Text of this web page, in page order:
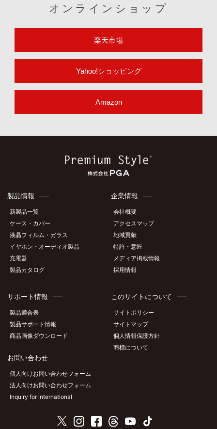
オンラインショップ
楽天市場
Yahoo!ショッピング
Amazon
製品情報
新製品一覧
ケース・カバー
液晶フィルム・ガラス
イヤホン・オーディオ製品
充電器
製品カタログ
企業情報
会社概要
アクセスマップ
地域貢献
特許・意匠
メディア掲載情報
採用情報
サポート情報
製品適合表
製品サポート情報
商品画像ダウンロード
お問い合わせ
個人向けお問い合わせフォーム
法人向けお問い合わせフォーム
Inquiry for international
このサイトについて
サイトポリシー
サイトマップ
個人情報保護方針
商標について